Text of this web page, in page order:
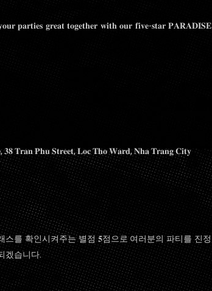
𝐠𝐫𝐞𝐚𝐭 𝐭𝐨𝐠𝐞𝐭𝐡𝐞𝐫 𝐰𝐢𝐭𝐡 𝐨𝐮𝐫 𝐟𝐢𝐯𝐞-𝐬𝐭𝐚𝐫 𝐏𝐀𝐑𝐀𝐃𝐈𝐒𝐄
𝟑𝟖 𝐓𝐫𝐚𝐧 𝐏𝐡𝐮 𝐒𝐭𝐫𝐞𝐞𝐭, 𝐋𝐨𝐜 𝐓𝐡𝐨 𝐖𝐚𝐫𝐝, 𝐍𝐡𝐚 𝐓𝐫𝐚𝐧𝐠 𝐂𝐢𝐭𝐲
를 확인시켜주는 별점 𝟓점으로 여러분의 파티를 진정
겠습니다.